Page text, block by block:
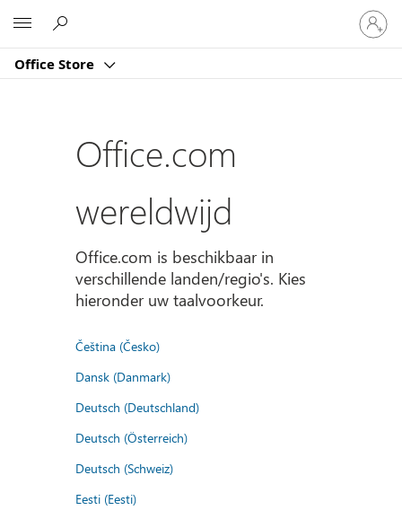
Office Store
Meld
je
aan
je
Office.com
wereldwijd
Office.com is beschikbaar in
verschillende landen/regio's. Kies
hieronder uw taalvoorkeur.
Čeština (Česko)
Dansk (Danmark)
Deutsch (Deutschland)
Deutsch (Österreich)
Deutsch (Schweiz)
Eesti (Eesti)